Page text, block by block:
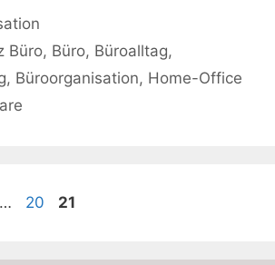
Büro, Büro, Büroalltag,
, Büroorganisation, Home-Office
… Seite
20 Seite
21